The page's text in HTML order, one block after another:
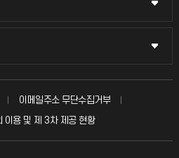
이메일주소 무단수집거부
이용 및 제 3차 제공 현황